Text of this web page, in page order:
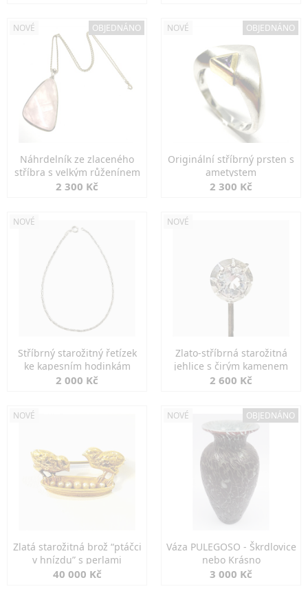
NOVÉ OBJEDNÁNO
Náhrdelník ze zlaceného
stříbra s velkým růženínem
2 300 Kč
NOVÉ OBJEDNÁNO
Originální stříbrný prsten s
ametystem
2 300 Kč
NOVÉ
Stříbrný starožitný řetízek
ke kapesním hodinkám
2 000 Kč
NOVÉ
Zlato-stříbrná starožitná
jehlice s čirým kamenem
2 600 Kč
NOVÉ
Zlatá starožitná brož “ptáčci
v hnízdu” s perlami
40 000 Kč
NOVÉ OBJEDNÁNO
Váza PULEGOSO - Škrdlovice
nebo Krásno
3 000 Kč